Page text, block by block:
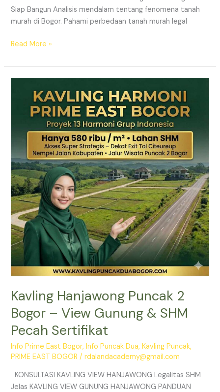
Siap Bangun Analisis mendalam tentang fenomena tanah
murah di Bogor. Pahami perbedaan tanah murah legal
Read More »
Kavling Hanjawong Puncak 2
Bogor – View Gunung & SHM
Pecah Sertifikat
Info Prime East Bogor,Info Puncak Dua,Kavling Puncak,
PRIME EAST BOGOR /rdalandacademy@gmail.com
KONSULTASI KAVLING VIEW HANJAWONG Legalitas SHM
Jelas KAVLING VIEW GUNUNG HANJAWONG PANDUAN
Hanjawong
Puncak
Bogor
Gunung
&
SHM
Pecah
Sertifikat